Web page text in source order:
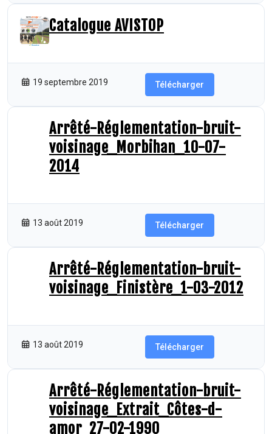
Catalogue AVISTOP
19 septembre 2019 Télécharger
Arrêté-Réglementation-bruit-
voisinage_Morbihan_10-07-
2014
13 août 2019 Télécharger
Arrêté-Réglementation-bruit-
voisinage_Finistère_1-03-2012
13 août 2019 Télécharger
Arrêté-Réglementation-bruit-
voisinage_Extrait_Côtes-d-
amor_27-02-1990